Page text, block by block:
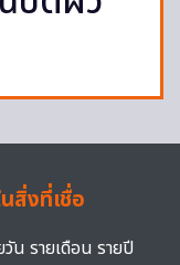
สิ่งที่เชื่อ
น รายเดือน รายปี